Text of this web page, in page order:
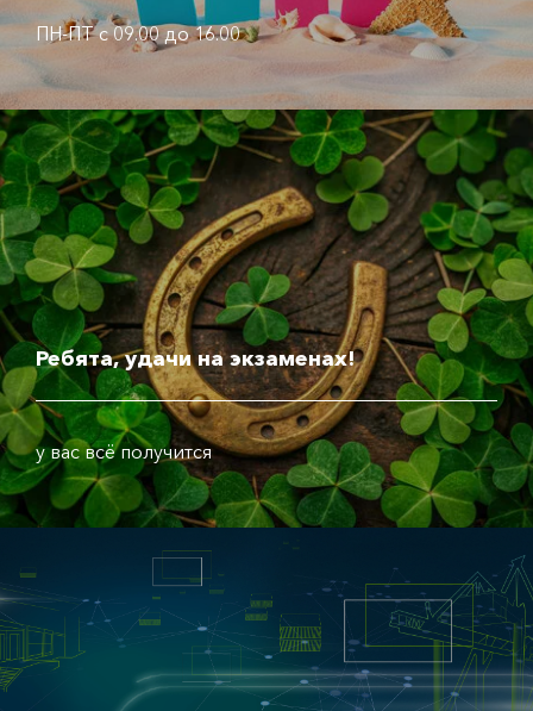
ПН-ПТ с 09.00 до 16.00
Ребята, удачи на экзаменах!
у вас всё получится